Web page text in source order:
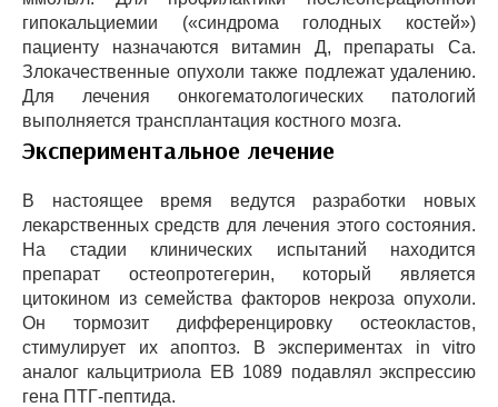
гипокальциемии («синдрома голодных костей»)
пациенту назначаются витамин Д, препараты Ca.
Злокачественные опухоли также подлежат удалению.
Для лечения онкогематологических патологий
выполняется трансплантация костного мозга.
Экспериментальное лечение
В настоящее время ведутся разработки новых
лекарственных средств для лечения этого состояния.
На стадии клинических испытаний находится
препарат остеопротегерин, который является
цитокином из семейства факторов некроза опухоли.
Он тормозит дифференцировку остеокластов,
стимулирует их апоптоз. В экспериментах in vitro
аналог кальцитриола EB 1089 подавлял экспрессию
гена ПТГ-пептида.